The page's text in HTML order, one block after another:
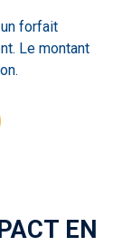
forfait
Le montant
EN